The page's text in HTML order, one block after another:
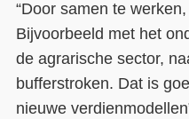
“Door samen te
Bijvoorbeeld met het
de agrarische sector,
bufferstroken. Dat is
nieuwe